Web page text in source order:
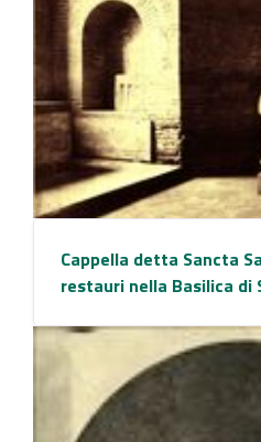
Cappella detta Sancta
restauri nella Basilica di